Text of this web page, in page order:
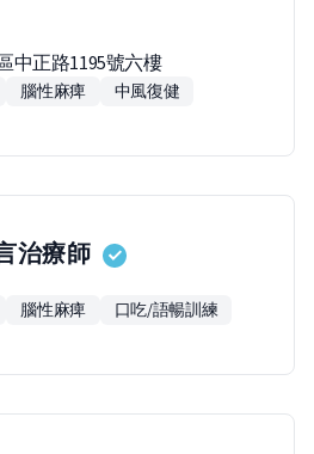
中正路1195號六樓
腦性麻痺
中風復健
治療師
腦性麻痺
口吃/語暢訓練